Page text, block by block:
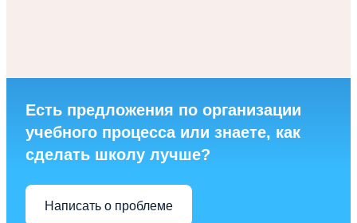
Есть предложения по организации
учебного процесса или знаете, как
сделать школу лучше?
Написать о проблеме